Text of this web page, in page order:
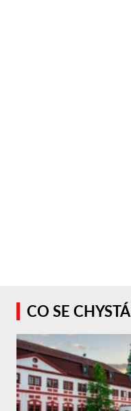
CO SE CHYSTÁ